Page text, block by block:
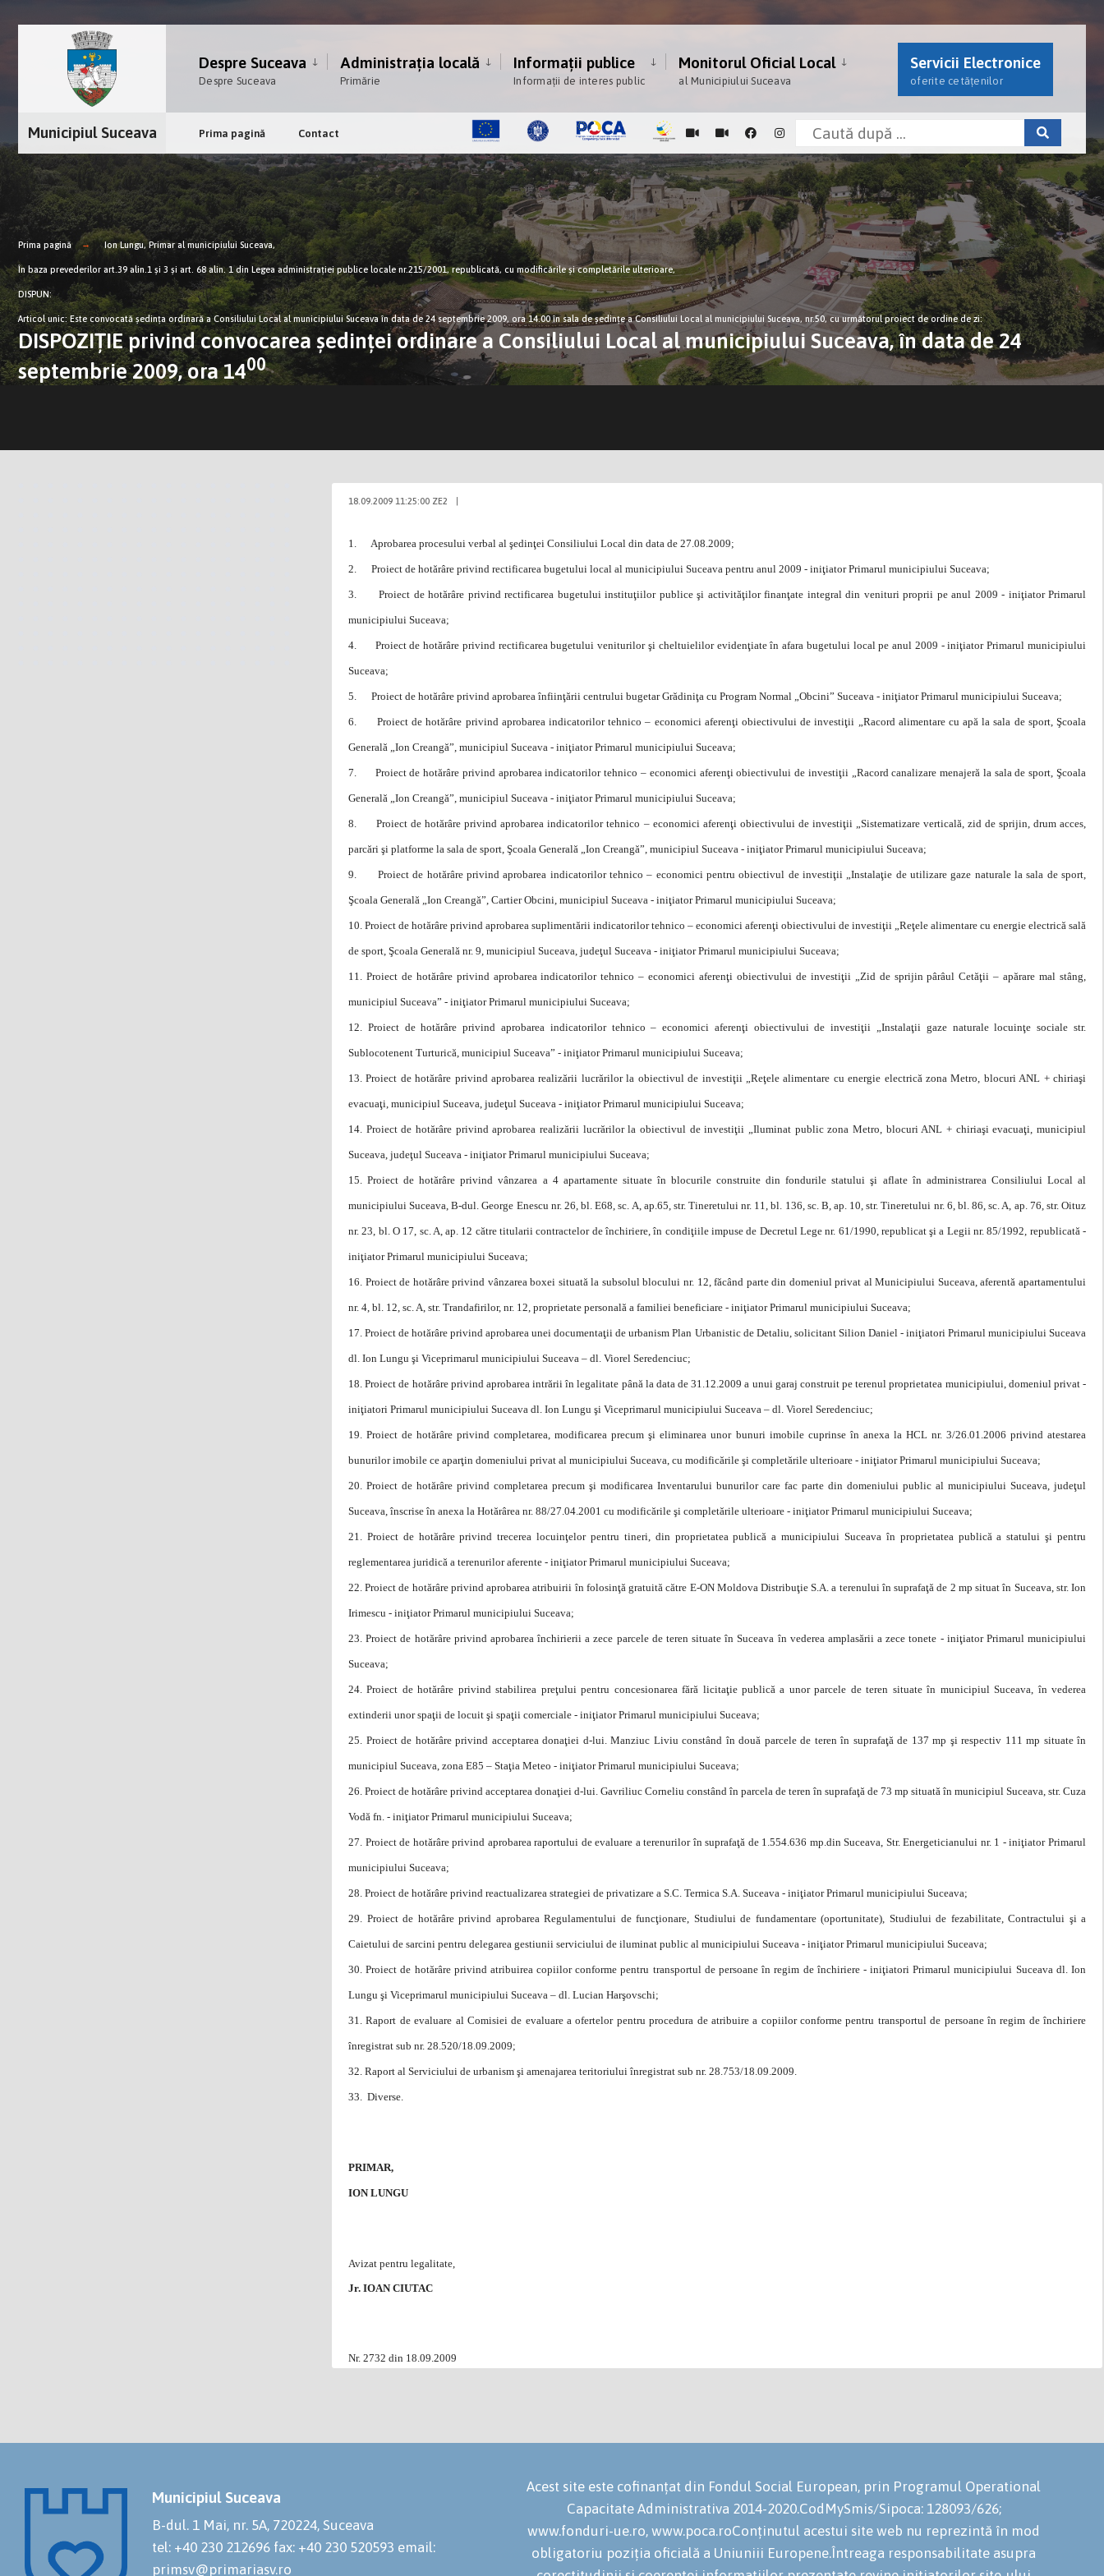
Despre Suceava
Despre Suceava
Administrația locală
Primărie
Informații publice
Informații de interes public
Monitorul Oficial Local
al Municipiului Suceava
Servicii Electronice
oferite cetățenilor
Municipiul Suceava Prima pagină Contact
Prima pagină Ion Lungu, Primar al municipiului Suceava,
În baza prevederilor art.39 alin.1 şi 3 şi art. 68 alin. 1 din Legea administraţiei publice locale nr.215/2001, republicată, cu modificările şi completările ulterioare,
DISPUN:
Articol unic: Este convocată şedinţa ordinară a Consiliului Local al municipiului Suceava în data de 24 septembrie 2009, ora 14.00 în sala de şedinţe a Consiliului Local al municipiului Suceava, nr.50, cu următorul proiect de ordine de zi:
DISPOZIŢIE privind convocarea şedinţei ordinare a Consiliului Local al municipiului Suceava, în data de 24
septembrie 2009, ora 1400
18.09.2009 11:25:00 ZE2
1. Aprobarea procesului verbal al şedinţei Consiliului Local din data de 27.08.2009;
2. Proiect de hotărâre privind rectificarea bugetului local al municipiului Suceava pentru anul 2009 - iniţiator Primarul municipiului Suceava;
3. Proiect de hotărâre privind rectificarea bugetului instituţiilor publice şi activităţilor finanţate integral din venituri proprii pe anul 2009 - iniţiator Primarul
municipiului Suceava;
4. Proiect de hotărâre privind rectificarea bugetului veniturilor şi cheltuielilor evidenţiate în afara bugetului local pe anul 2009 - iniţiator Primarul municipiului
Suceava;
5. Proiect de hotărâre privind aprobarea înfiinţării centrului bugetar Grădiniţa cu Program Normal „Obcini” Suceava - iniţiator Primarul municipiului Suceava;
6. Proiect de hotărâre privind aprobarea indicatorilor tehnico – economici aferenţi obiectivului de investiţii „Racord alimentare cu apă la sala de sport, Şcoala
Generală „Ion Creangă”, municipiul Suceava - iniţiator Primarul municipiului Suceava;
7. Proiect de hotărâre privind aprobarea indicatorilor tehnico – economici aferenţi obiectivului de investiţii „Racord canalizare menajeră la sala de sport, Şcoala
Generală „Ion Creangă”, municipiul Suceava - iniţiator Primarul municipiului Suceava;
8. Proiect de hotărâre privind aprobarea indicatorilor tehnico – economici aferenţi obiectivului de investiţii „Sistematizare verticală, zid de sprijin, drum acces,
parcări şi platforme la sala de sport, Şcoala Generală „Ion Creangă”, municipiul Suceava - iniţiator Primarul municipiului Suceava;
9. Proiect de hotărâre privind aprobarea indicatorilor tehnico – economici pentru obiectivul de investiţii „Instalaţie de utilizare gaze naturale la sala de sport,
Şcoala Generală „Ion Creangă”, Cartier Obcini, municipiul Suceava - iniţiator Primarul municipiului Suceava;
10. Proiect de hotărâre privind aprobarea suplimentării indicatorilor tehnico – economici aferenţi obiectivului de investiţii „Reţele alimentare cu energie electrică sală
de sport, Şcoala Generală nr. 9, municipiul Suceava, judeţul Suceava - iniţiator Primarul municipiului Suceava;
11. Proiect de hotărâre privind aprobarea indicatorilor tehnico – economici aferenţi obiectivului de investiţii „Zid de sprijin pârâul Cetăţii – apărare mal stâng,
municipiul Suceava” - iniţiator Primarul municipiului Suceava;
12. Proiect de hotărâre privind aprobarea indicatorilor tehnico – economici aferenţi obiectivului de investiţii „Instalaţii gaze naturale locuinţe sociale str.
Sublocotenent Turturică, municipiul Suceava” - iniţiator Primarul municipiului Suceava;
13.Proiect de hotărâre privind aprobarea realizării lucrărilor la obiectivul de investiţii „Reţele alimentare cu energie electrică zona Metro, blocuri ANL + chiriaşi
evacuaţi, municipiul Suceava, judeţul Suceava - iniţiator Primarul municipiului Suceava;
14. Proiect de hotărâre privind aprobarea realizării lucrărilor la obiectivul de investiţii „Iluminat public zona Metro, blocuri ANL + chiriaşi evacuaţi, municipiul
Suceava, judeţul Suceava - iniţiator Primarul municipiului Suceava;
15.Proiect de hotărâre privind vânzarea a 4 apartamente situate în blocurile construite din fondurile statului şi aflate în administrarea Consiliului Local al
municipiului Suceava, B-dul. George Enescu nr. 26, bl. E68, sc. A, ap.65, str. Tineretului nr. 11, bl. 136, sc. B, ap. 10, str. Tineretului nr. 6, bl. 86, sc. A, ap. 76, str. Oituz
nr. 23, bl. O 17, sc. A, ap. 12 către titularii contractelor de închiriere, în condiţiile impuse de Decretul Lege nr. 61/1990, republicat şi a Legii nr. 85/1992, republicată -
iniţiator Primarul municipiului Suceava;
16. Proiect de hotărâre privind vânzarea boxei situată la subsolul blocului nr. 12, făcând parte din domeniul privat al Municipiului Suceava, aferentă apartamentului
nr. 4, bl. 12, sc. A, str. Trandafirilor, nr. 12, proprietate personală a familiei beneficiare - iniţiator Primarul municipiului Suceava;
17.Proiect de hotărâre privind aprobarea unei documentaţii de urbanism Plan Urbanistic de Detaliu, solicitant Silion Daniel - iniţiatori Primarul municipiului Suceava
dl. Ion Lungu şi Viceprimarul municipiului Suceava – dl. Viorel Seredenciuc;
18.Proiect de hotărâre privind aprobarea intrării în legalitate până la data de 31.12.2009 a unui garaj construit pe terenul proprietatea municipiului, domeniul privat -
iniţiatori Primarul municipiului Suceava dl. Ion Lungu şi Viceprimarul municipiului Suceava – dl. Viorel Seredenciuc;
19.Proiect de hotărâre privind completarea, modificarea precum şi eliminarea unor bunuri imobile cuprinse în anexa la HCL nr. 3/26.01.2006 privind atestarea
bunurilor imobile ce aparţin domeniului privat al municipiului Suceava, cu modificările şi completările ulterioare - iniţiator Primarul municipiului Suceava;
20. Proiect de hotărâre privind completarea precum şi modificarea Inventarului bunurilor care fac parte din domeniului public al municipiului Suceava, judeţul
Suceava, înscrise în anexa la Hotărârea nr. 88/27.04.2001 cu modificările şi completările ulterioare - iniţiator Primarul municipiului Suceava;
21. Proiect de hotărâre privind trecerea locuinţelor pentru tineri, din proprietatea publică a municipiului Suceava în proprietatea publică a statului şi pentru
reglementarea juridică a terenurilor aferente - iniţiator Primarul municipiului Suceava;
22.Proiect de hotărâre privind aprobarea atribuirii în folosinţă gratuită către E-ON Moldova Distribuţie S.A. a terenului în suprafaţă de 2 mp situat în Suceava, str. Ion
Irimescu - iniţiator Primarul municipiului Suceava;
23.Proiect de hotărâre privind aprobarea închirierii a zece parcele de teren situate în Suceava în vederea amplasării a zece tonete - iniţiator Primarul municipiului
Suceava;
24.Proiect de hotărâre privind stabilirea preţului pentru concesionarea fără licitaţie publică a unor parcele de teren situate în municipiul Suceava, în vederea
extinderii unor spaţii de locuit şi spaţii comerciale - iniţiator Primarul municipiului Suceava;
25. Proiect de hotărâre privind acceptarea donaţiei d-lui. Manziuc Liviu constând în două parcele de teren în suprafaţă de 137 mp şi respectiv 111 mp situate în
municipiul Suceava, zona E85 – Staţia Meteo - iniţiator Primarul municipiului Suceava;
26. Proiect de hotărâre privind acceptarea donaţiei d-lui. Gavriliuc Corneliu constând în parcela de teren în suprafaţă de 73 mp situată în municipiul Suceava, str. Cuza
Vodă fn. - iniţiator Primarul municipiului Suceava;
27. Proiect de hotărâre privind aprobarea raportului de evaluare a terenurilor în suprafaţă de 1.554.636 mp.din Suceava, Str. Energeticianului nr. 1 - iniţiator Primarul
municipiului Suceava;
28. Proiect de hotărâre privind reactualizarea strategiei de privatizare a S.C. Termica S.A. Suceava - iniţiator Primarul municipiului Suceava;
29. Proiect de hotărâre privind aprobarea Regulamentului de funcţionare, Studiului de fundamentare (oportunitate), Studiului de fezabilitate, Contractului şi a
Caietului de sarcini pentru delegarea gestiunii serviciului de iluminat public al municipiului Suceava - iniţiator Primarul municipiului Suceava;
30.Proiect de hotărâre privind atribuirea copiilor conforme pentru transportul de persoane în regim de închiriere - iniţiatori Primarul municipiului Suceava dl. Ion
Lungu şi Viceprimarul municipiului Suceava – dl. Lucian Harşovschi;
31.Raport de evaluare al Comisiei de evaluare a ofertelor pentru procedura de atribuire a copiilor conforme pentru transportul de persoane în regim de închiriere
înregistrat sub nr. 28.520/18.09.2009;
32. Raport al Serviciului de urbanism şi amenajarea teritoriului înregistrat sub nr. 28.753/18.09.2009.
33. Diverse.
PRIMAR,
ION LUNGU
Avizat pentru legalitate,
Jr. IOAN CIUTAC
Nr. 2732 din 18.09.2009
Municipiul Suceava
B-dul. 1 Mai, nr. 5A, 720224, Suceava
tel: +40 230 212696 fax: +40 230 520593 email:
primsv@primariasv.ro
Acest site este cofinanțat din Fondul Social European, prin Programul Operational
Capacitate Administrativa 2014-2020.CodMySmis/Sipoca: 128093/626;
www.fonduri-ue.ro, www.poca.roConținutul acestui site web nu reprezintă în mod
obligatoriu poziția oficială a Uniuniii Europene.Întreaga responsabilitate asupra